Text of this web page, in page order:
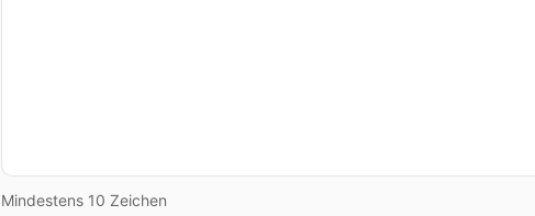
Mindestens 10 Zeichen